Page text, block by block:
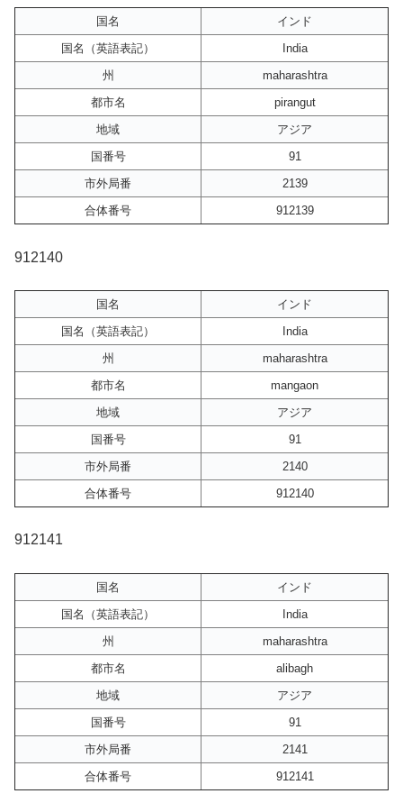
国名
インド
国名（英語表記）
India
州
maharashtra
都市名
pirangut
地域
アジア
国番号
91
市外局番
2139
合体番号
912139
912140
国名
インド
国名（英語表記）
India
州
maharashtra
都市名
mangaon
地域
アジア
国番号
91
市外局番
2140
合体番号
912140
912141
国名
インド
国名（英語表記）
India
州
maharashtra
都市名
alibagh
地域
アジア
国番号
91
市外局番
2141
合体番号
912141